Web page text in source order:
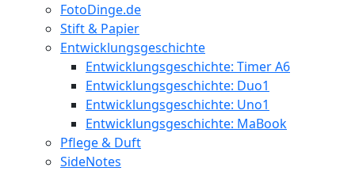
FotoDinge.de
Stift & Papier
Entwicklungsgeschichte
Entwicklungsgeschichte: Timer A6
Entwicklungsgeschichte: Duo1
Entwicklungsgeschichte: Uno1
Entwicklungsgeschichte: MaBook
Pflege & Duft
SideNotes